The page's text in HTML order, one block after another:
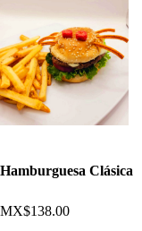
Hamburguesa Clásica
MX$138.00